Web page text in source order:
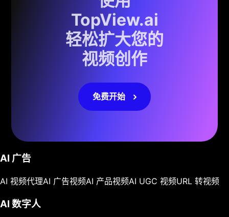
TopView.ai
轻松扩大您的
视频创作
免费开始
AI 广告
AI 视频代理AI 广告视频AI 产品视频AI UGC 视频URL 转视频
AI 数字人